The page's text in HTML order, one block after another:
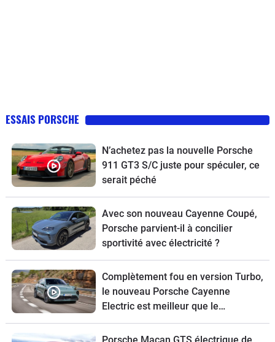
ESSAIS PORSCHE
N’achetez pas la nouvelle Porsche
911 GT3 S/C juste pour spéculer, ce
serait péché
Avec son nouveau Cayenne Coupé,
Porsche parvient-il à concilier
sportivité avec électricité ?
Complètement fou en version Turbo,
le nouveau Porsche Cayenne
Electric est meilleur que le
thermique